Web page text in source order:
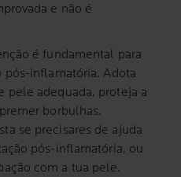
e não é
é fundamental para
pós-inflamatória. Adota
pele adequada, proteja a
borbulhas.
se precisares de ajuda
pós-inflamatória, ou
com a tua pele.